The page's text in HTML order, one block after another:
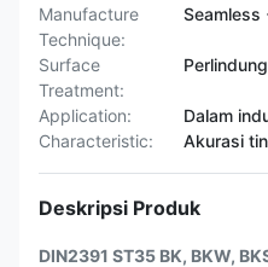
Manufacture
Technique:
Seamless
Surface
Treatment:
Application:
Dalam
Characteristic:
Akurasi
Deskripsi Produk
DIN2391 ST35 BK, BKW,